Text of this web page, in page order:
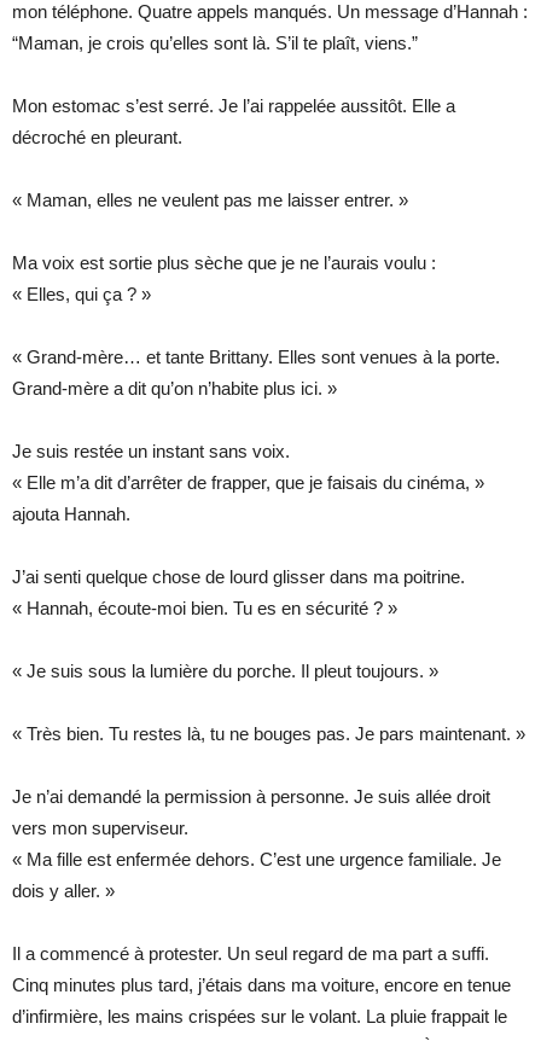
mon téléphone. Quatre appels manqués. Un message d’Hannah :
“Maman, je crois qu’elles sont là. S’il te plaît, viens.”
Mon estomac s’est serré. Je l’ai rappelée aussitôt. Elle a
décroché en pleurant.
« Maman, elles ne veulent pas me laisser entrer. »
Ma voix est sortie plus sèche que je ne l’aurais voulu :
« Elles, qui ça ? »
« Grand-mère… et tante Brittany. Elles sont venues à la porte.
Grand-mère a dit qu’on n’habite plus ici. »
Je suis restée un instant sans voix.
« Elle m’a dit d’arrêter de frapper, que je faisais du cinéma, »
ajouta Hannah.
J’ai senti quelque chose de lourd glisser dans ma poitrine.
« Hannah, écoute-moi bien. Tu es en sécurité ? »
« Je suis sous la lumière du porche. Il pleut toujours. »
« Très bien. Tu restes là, tu ne bouges pas. Je pars maintenant. »
Je n’ai demandé la permission à personne. Je suis allée droit
vers mon superviseur.
« Ma fille est enfermée dehors. C’est une urgence familiale. Je
dois y aller. »
Il a commencé à protester. Un seul regard de ma part a suffi.
Cinq minutes plus tard, j’étais dans ma voiture, encore en tenue
d’infirmière, les mains crispées sur le volant. La pluie frappait le